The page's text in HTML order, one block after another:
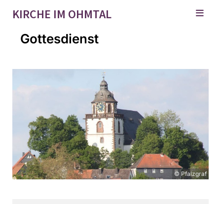
KIRCHE IM OHMTAL
Gottesdienst
© Pfalzgraf